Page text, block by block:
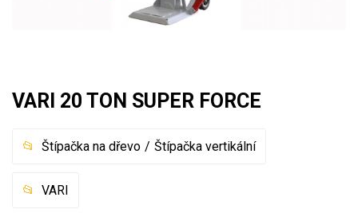
Křovinořezy a vyžínače
Benzínové křovinořezy a vyžínače
VARI 20 TON SUPER FORCE
Štípačka na dřevo Štípačka vertikální
VARI